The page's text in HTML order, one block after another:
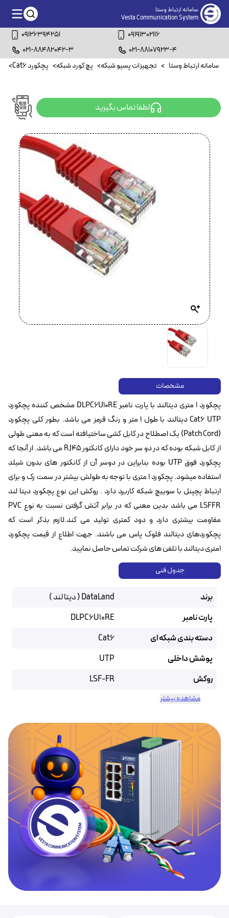
سامانه ارتباط وستا
Vesta Communication System
09126394251
09191302116
021-88482042-3
021-88107923-4
سامانه ارتباط وستا > تجهیزات پسیو شبکه> پچ کورد شبکه> پچکورد Cat6 >
لطفا تماس بگیرید
مشخصات
پچکورد 1 متری دیتالند با پارت نامبر DLPC6U10RE مشخص کننده پچکورد
Cat6 UTP‌ دیتالند با طول 1 متر و رنگ قرمز می باشد. بطور کلی پچکورد
(Patch Cord) یک اصطلاح در کابل کشی ساختیافته است که به معنی طولی
از کابل شبکه بوده که در دو سر خود دارای کانکتور RJ45 می باشد. از آنجا که
پچکورد فوق UTP بوده بنابراین در دوسر آن از کانکتور های بدون شیلد
استفاده میشود. پچکورد 1 متری با توجه به طولش بیشتر در سمت رک و برای
ارتباط پچپنل با سوییچ شبکه کاربرد دارد . روکش این نوع پچکورد دیتا لند
LSFFR می باشد بدین معنی که در برابر آتش گرفتن نسبت به نوع PVC
مقاومت بیشتری دارد و دود کمتری تولید می کند.لازم بذکر است که
پچکوردهای دیتالند فلوک پاس می باشند. جهت اطلاع از قیمت پچکورد
1متری دیتالند با تلفن های شرکت تماس حاصل نمایید.
جدول فنی
برند
DataLand ( دیتا لند )
پارت نامبر
DLPC6U10RE
دسته بندی شبکه ای
Cat6
پوشش داخلی
UTP
روکش
LSF-FR
مشاهده بیشتر